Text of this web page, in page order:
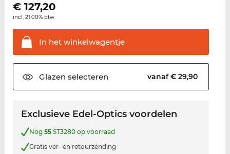
€ 127,20
incl. 21.00% btw.
In hetwinkelwagentje
Glazen selecteren vanaf € 29,90
Exclusieve Edel-Optics voordelen
Nog 55ST3280 op voorraad
Gratis ver- en retourzending